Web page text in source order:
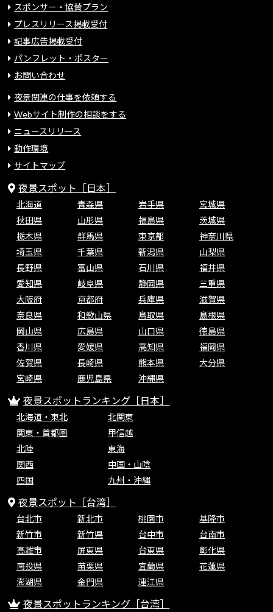
スポンサー・協賛プラン
プレスリリース掲載受付
記事広告掲載受付
パンフレット・ポスター
お問い合わせ
夜景関連の仕事を依頼する
Webサイト制作の相談をする
ニュースリリース
動作環境
サイトマップ
夜景スポット［日本］
北海道 青森県 岩手県
宮城県
秋田県
山形県 福島県
茨城県
栃木県
群馬県 東京都
神奈川県
埼玉県
千葉県 新潟県
山梨県
長野県
富山県 石川県
福井県
愛知県
岐阜県 静岡県
三重県
大阪府
京都府 兵庫県
滋賀県
奈良県
和歌山県 鳥取県
島根県
岡山県
広島県 山口県
徳島県
香川県
愛媛県 高知県
福岡県
佐賀県
長崎県 熊本県
大分県
宮崎県
鹿児島県 沖縄県
夜景スポットランキング［日本］
北海道・東北
北関東
関東・首都圏
甲信越
北陸
東海
関西
中国・山陰
四国
九州・沖縄
夜景スポット［台湾］
台北市 新北市 桃園市
基隆市
新竹市
新竹県 台中市
台南市
高雄市
屏東県 台東県
彰化県
南投県
苗栗県 宜蘭県
花蓮県
澎湖県
金門県 連江県
夜景スポットランキング［台湾］